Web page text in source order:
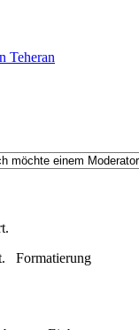
Teheran
Formatierung